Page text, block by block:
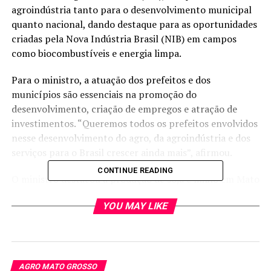
agroindústria tanto para o desenvolvimento municipal
quanto nacional, dando destaque para as oportunidades
criadas pela Nova Indústria Brasil (NIB) em campos
como biocombustíveis e energia limpa.
Para o ministro, a atuação dos prefeitos e dos
municípios são essenciais na promoção do
desenvolvimento, criação de empregos e atração de
investimentos. “Queremos todos os prefeitos envolvidos
nesse desenvolvimento do agro, da agroindústria e dos
O ministro destacou a produção de soja e milho em Mato
economia, com a produção de etanol, biodiesel, DDG e
“Nós vamos ter uma
CONTINUE READING
YOU MAY LIKE
AGRO MATO GROSSO